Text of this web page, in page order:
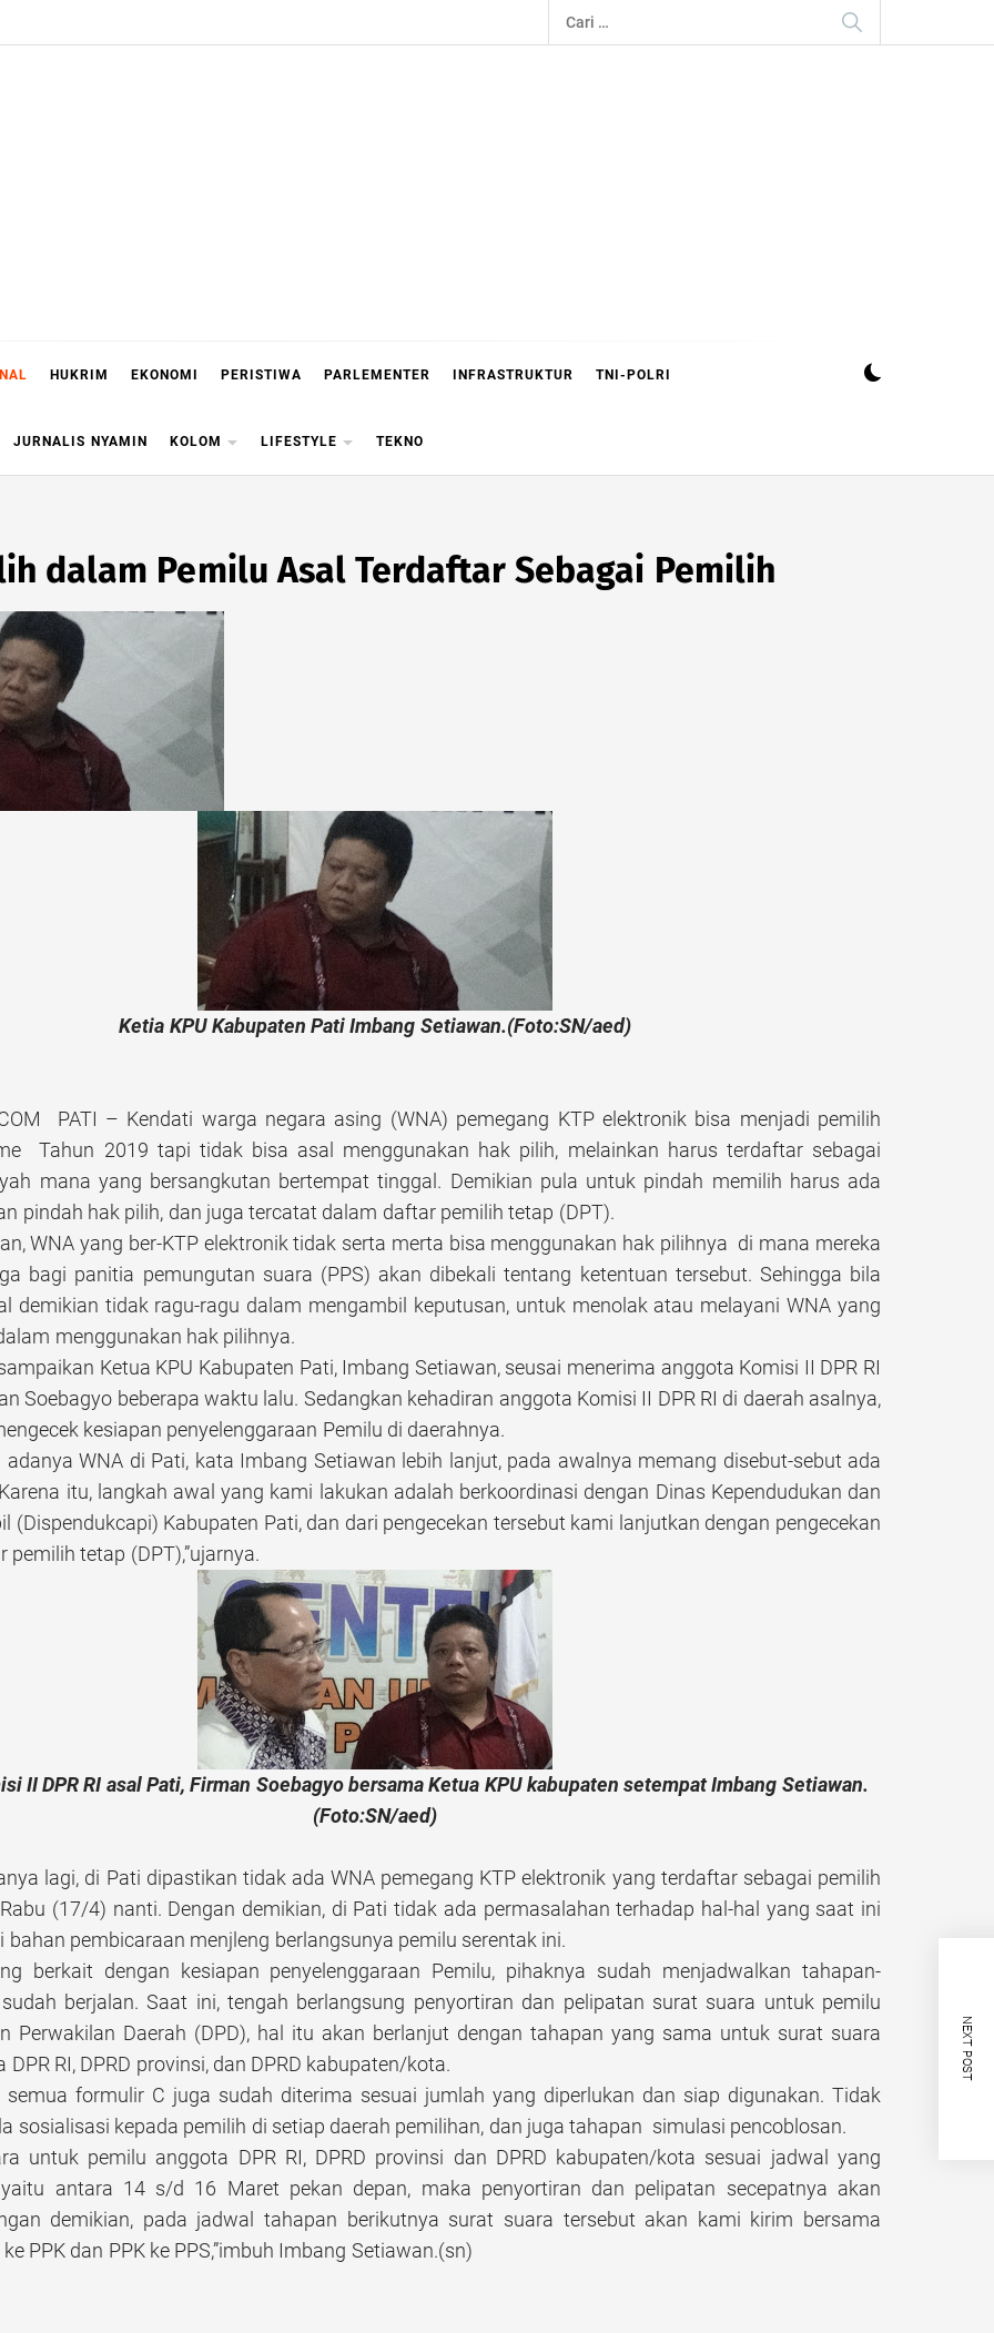
Cari
untuk:
HUKRIM EKONOMI PERISTIWA PARLEMENTER INFRASTRUKTUR TNI-POLRI
JURNALIS NYAMIN KOLOM LIFESTYLE TEKNO
dalam Pemilu Asal Terdaftar Sebagai Pemilih
Ketia KPU Kabupaten Pati Imbang Setiawan.(Foto:SN/aed)
PATI – Kendati warga negara asing (WNA) pemegang KTP elektronik bisa menjadi pemilih
Tahun 2019 tapi tidak bisa asal menggunakan hak pilih, melainkan harus terdaftar sebagai
mana yang bersangkutan bertempat tinggal. Demikian pula untuk pindah memilih harus ada
pindah hak pilih, dan juga tercatat dalam daftar pemilih tetap (DPT).
WNA yang ber-KTP elektronik tidak serta merta bisa menggunakan hak pilihnya di mana mereka
bagi panitia pemungutan suara (PPS) akan dibekali tentang ketentuan tersebut. Sehingga bila
demikian tidak ragu-ragu dalam mengambil keputusan, untuk menolak atau melayani WNA yang
menggunakan hak pilihnya.
Ketua KPU Kabupaten Pati, Imbang Setiawan, seusai menerima anggota Komisi II DPR RI
Soebagyo beberapa waktu lalu. Sedangkan kehadiran anggota Komisi II DPR RI di daerah asalnya,
kesiapan penyelenggaraan Pemilu di daerahnya.
adanya WNA di Pati, kata Imbang Setiawan lebih lanjut, pada awalnya memang disebut-sebut ada
itu, langkah awal yang kami lakukan adalah berkoordinasi dengan Dinas Kependudukan dan
(Dispendukcapi) Kabupaten Pati, dan dari pengecekan tersebut kami lanjutkan dengan pengecekan
pemilih tetap (DPT),”ujarnya.
II DPR RI asal Pati, Firman Soebagyo bersama Ketua KPU kabupaten setempat Imbang Setiawan.
(Foto:SN/aed)
lagi, di Pati dipastikan tidak ada WNA pemegang KTP elektronik yang terdaftar sebagai pemilih
(17/4) nanti. Dengan demikian, di Pati tidak ada permasalahan terhadap hal-hal yang saat ini
bahan pembicaraan menjleng berlangsunya pemilu serentak ini.
berkait dengan kesiapan penyelenggaraan Pemilu, pihaknya sudah menjadwalkan tahapan-
berjalan. Saat ini, tengah berlangsung penyortiran dan pelipatan surat suara untuk pemilu
Perwakilan Daerah (DPD), hal itu akan berlanjut dengan tahapan yang sama untuk surat suara
DPR RI, DPRD provinsi, dan DPRD kabupaten/kota.
semua formulir C juga sudah diterima sesuai jumlah yang diperlukan dan siap digunakan. Tidak
sosialisasi kepada pemilih di setiap daerah pemilihan, dan juga tahapan simulasi pencoblosan.
untuk pemilu anggota DPR RI, DPRD provinsi dan DPRD kabupaten/kota sesuai jadwal yang
yaitu antara 14 s/d 16 Maret pekan depan, maka penyortiran dan pelipatan secepatnya akan
demikian, pada jadwal tahapan berikutnya surat suara tersebut akan kami kirim bersama
PPK dan PPK ke PPS,”imbuh Imbang Setiawan.(sn)
NEXT POST